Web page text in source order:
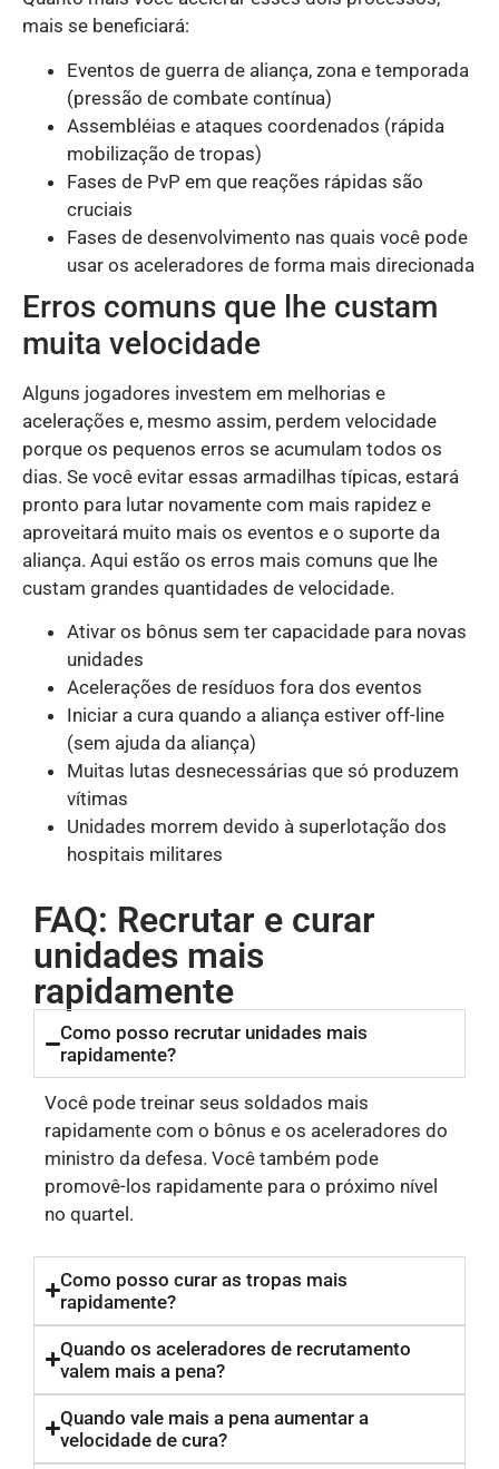
mais se beneficiará:
Eventos de guerra de aliança, zona e temporada
(pressão de combate contínua)
Assembléias e ataques coordenados (rápida
mobilização de tropas)
Fases de PvP em que reações rápidas são
cruciais
Fases de desenvolvimento nas quais você pode
usar os aceleradores de forma mais direcionada
Erros comuns que lhe custam
muita velocidade
Alguns jogadores investem em melhorias e
acelerações e, mesmo assim, perdem velocidade
porque os pequenos erros se acumulam todos os
dias. Se você evitar essas armadilhas típicas, estará
pronto para lutar novamente com mais rapidez e
aproveitará muito mais os eventos e o suporte da
aliança. Aqui estão os erros mais comuns que lhe
custam grandes quantidades de velocidade.
Ativar os bônus sem ter capacidade para novas
unidades
Acelerações de resíduos fora dos eventos
Iniciar a cura quando a aliança estiver off-line
(sem ajuda da aliança)
Muitas lutas desnecessárias que só produzem
vítimas
Unidades morrem devido à superlotação dos
hospitais militares
FAQ: Recrutar e curar
unidades mais
rapidamente
Como posso recrutar unidades mais
rapidamente?
Você pode treinar seus soldados mais
rapidamente com o bônus e os aceleradores do
ministro da defesa. Você também pode
promovê-los rapidamente para o próximo nível
no quartel.
Como posso curar as tropas mais
rapidamente?
Quando os aceleradores de recrutamento
valem mais a pena?
Quando vale mais a pena aumentar a
velocidade de cura?